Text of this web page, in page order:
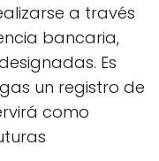
a través
bancaria,
Es
un registro de
como